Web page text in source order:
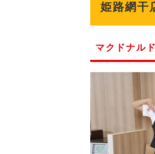
姫路網干
マクドナル